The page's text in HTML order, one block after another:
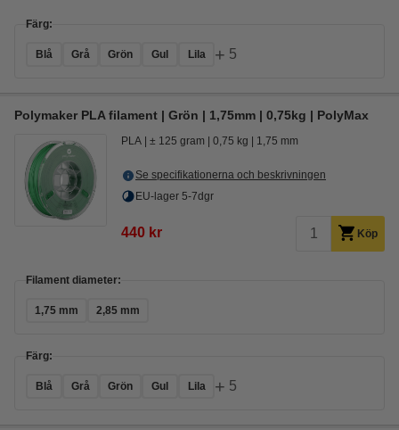
Färg:
Blå Grå Grön Gul Lila + 5
Polymaker PLA filament | Grön | 1,75mm | 0,75kg | PolyMax
PLA ± 125 gram 0,75 kg 1,75 mm
Se specifikationerna och beskrivningen
EU-lager 5-7dgr
440 kr Köp
Filament diameter:
1,75 mm 2,85 mm
Färg:
Blå Grå Grön Gul Lila + 5